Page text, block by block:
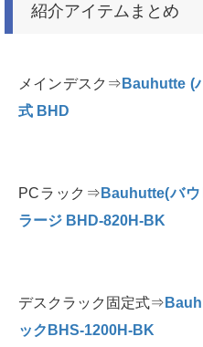
紹介アイテムまとめ
メインデスク⇒ Bauhutte (
式 BHD
PCラック⇒ Bauhutte(バ
ラージ BHD-820H-BK
デスクラック固定式⇒
ックBHS-1200H-BK